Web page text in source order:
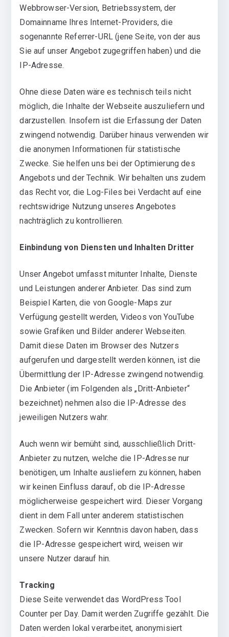
Webbrowser-Version, Betriebssystem, der
Domainname Ihres Internet-Providers, die
sogenannte Referrer-URL (jene Seite, von der aus
Sie auf unser Angebot zugegriffen haben) und die
IP-Adresse.
Ohne diese Daten wäre es technisch teils nicht
möglich, die Inhalte der Webseite auszuliefern und
darzustellen. Insofern ist die Erfassung der Daten
zwingend notwendig. Darüber hinaus verwenden wir
die anonymen Informationen für statistische
Zwecke. Sie helfen uns bei der Optimierung des
Angebots und der Technik. Wir behalten uns zudem
das Recht vor, die Log-Files bei Verdacht auf eine
rechtswidrige Nutzung unseres Angebotes
nachträglich zu kontrollieren.
Einbindung von Diensten und Inhalten Dritter
Unser Angebot umfasst mitunter Inhalte, Dienste
und Leistungen anderer Anbieter. Das sind zum
Beispiel Karten, die von Google-Maps zur
Verfügung gestellt werden, Videos von YouTube
sowie Grafiken und Bilder anderer Webseiten.
Damit diese Daten im Browser des Nutzers
aufgerufen und dargestellt werden können, ist die
Übermittlung der IP-Adresse zwingend notwendig.
Die Anbieter (im Folgenden als „Dritt-Anbieter“
bezeichnet) nehmen also die IP-Adresse des
jeweiligen Nutzers wahr.
Auch wenn wir bemüht sind, ausschließlich Dritt-
Anbieter zu nutzen, welche die IP-Adresse nur
benötigen, um Inhalte ausliefern zu können, haben
wir keinen Einfluss darauf, ob die IP-Adresse
möglicherweise gespeichert wird. Dieser Vorgang
dient in dem Fall unter anderem statistischen
Zwecken. Sofern wir Kenntnis davon haben, dass
die IP-Adresse gespeichert wird, weisen wir
unsere Nutzer darauf hin.
Tracking
Diese Seite verwendet das WordPress Tool
Counter per Day. Damit werden Zugriffe gezählt. Die
Daten werden lokal verarbeitet, anonymisiert